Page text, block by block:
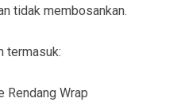
tidak membosankan.
termasuk:
Rendang Wrap